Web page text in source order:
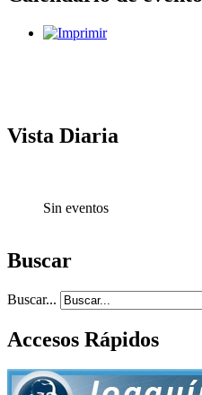
Vista Diaria
Sin eventos
Buscar
Buscar...
Accesos Rápidos